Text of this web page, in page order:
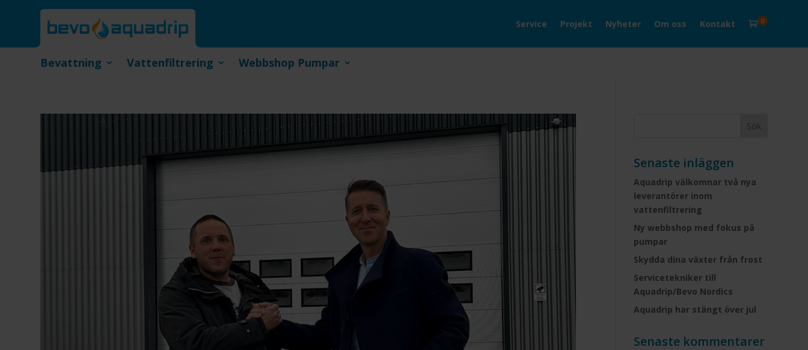
Service Projekt Nyheter Om oss Kontakt  0
Bevattning Vattenfiltrering Webbshop Pumpar
Senaste inläggen
Aquadrip välkomnar två nya
leverantörer inom
vattenfiltrering
Ny webbshop med fokus på
pumpar
Skydda dina växter från frost
Servicetekniker till
Aquadrip/Bevo Nordics
Aquadrip har stängt över jul
Senaste kommentarer